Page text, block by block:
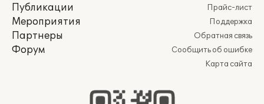
Публикации
Мероприятия
Партнеры
Форум
Прайс-лист
Поддержка
Обратная связь
Сообщить об ошибке
Карта сайта